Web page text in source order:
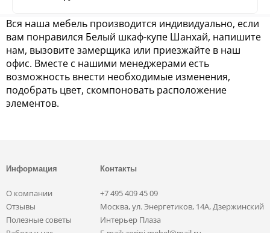
Вся наша мебель производится индивидуально, если
вам понравился Белый шкаф-купе Шанхай, напишите
нам, вызовите замерщика или приезжайте в наш
офис. Вместе с нашими менеджерами есть
возможность внести необходимые изменения,
подобрать цвет, скомпоновать расположение
элементов.
Информация
О компании
Отзывы
Полезные советы
Контакты
+7 495 409 45 09
Москва, ул. Энергетиков, 14А, Дзержинский
Интерьер Плаза